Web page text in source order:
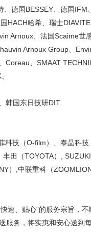
德国BESSEY、德国
HACH哈希、瑞士
Arnoux、法国Scaime世
Arnoux Group、
Coreau、SMAAT
韩国东日技研DIT
技（O-film）、泰晶科
田（TOYOTA）,
）,中联重科（
速、贴心"的服务宗旨，
务，将实惠和安心送到